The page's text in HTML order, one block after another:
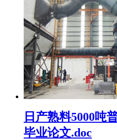
日产熟料5000吨
毕业论文.doc